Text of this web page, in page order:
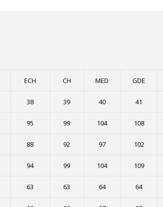
ECH CH MED GDE
38 39 40 41
95 99 104 108
88 92 97 102
94 99 104 109
63 63 64 64